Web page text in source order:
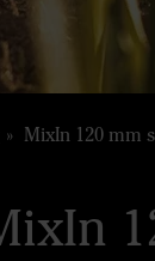
MixIn 120 mm